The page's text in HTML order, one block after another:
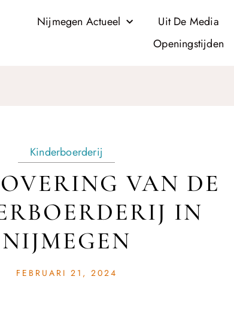
Nijmegen Actueel Uit De Media
Openingstijden
Kinderboerderij
VAN DE
IN
NIJMEGEN
FEBRUARI 21, 2024